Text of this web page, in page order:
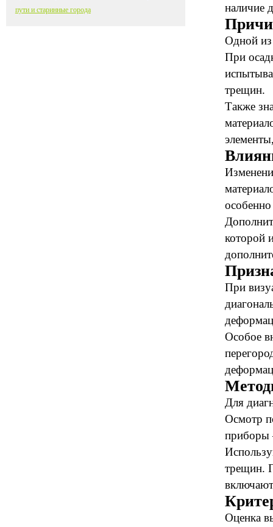
наличие
Одной из
При
трещин.
Также
которой
При
Особое
Для
Осмотр
приборы
трещин.
Оценка
пути и старинные города